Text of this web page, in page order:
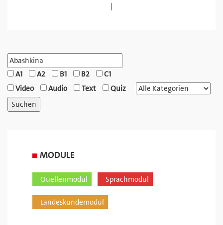
|
A1 A2 B1 B2
C1
Video
Audio Text Quiz
MODULE
Quellenmodul Sprachmodul
Landeskundemodul